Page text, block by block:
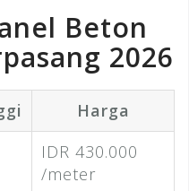
Beton
2026
Harga
IDR 430.000
/meter